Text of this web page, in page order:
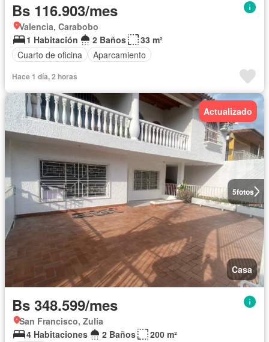
Bs 116.903/mes
Valencia, Carabobo
1 Habitación
2 Baños
33 m²
Cuarto de oficina
Aparcamiento
Hace 1 día, 2 horas
5fotos
Actualizado
Casa
Bs 348.599/mes
San Francisco, Zulia
4 Habitaciones
2 Baños
200 m²